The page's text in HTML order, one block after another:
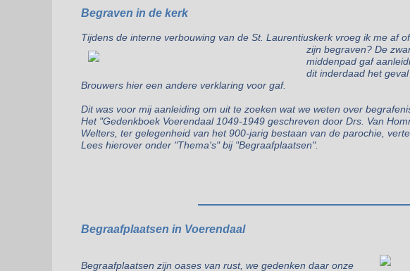
Begraven in de kerk
Tijdens de interne verbouwing van de St. Laurentiuskerk vroeg ik me af
zijn begraven? De
middenpad gaf
dit inderdaad het
Brouwers hier een andere verklaring voor gaf.
Dit was voor mij aanleiding om uit te zoeken wat we weten over
Het "Gedenkboek Voerendaal 1049-1949 geschreven door Drs. Van
Welters, ter gelegenheid van het 900-jarig bestaan van de parochie,
Lees hierover onder "Thema's" bij "Begraafplaatsen".
Begraafplaatsen in Voerendaal
Begraafplaatsen zijn oases van rust, we gedenken daar onze